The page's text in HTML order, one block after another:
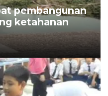
pembangunan
ketahanan